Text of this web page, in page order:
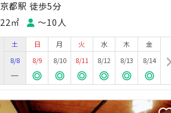
京都駅 徒歩5分
22㎡
〜10人
土
8/8
日
8/9
月
8/10
火
8/11
水
8/12
木
8/13
金
8/14